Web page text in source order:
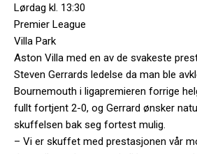
Lørdag kl. 13:30
Premier League
Villa Park
Aston Villa med en av de svakeste
Steven Gerrards ledelse da man ble
Bournemouth i ligapremieren forrige
fullt fortjent 2-0, og Gerrard ønsker
skuffelsen bak seg fortest mulig.
– Vi er skuffet med prestasjonen vår